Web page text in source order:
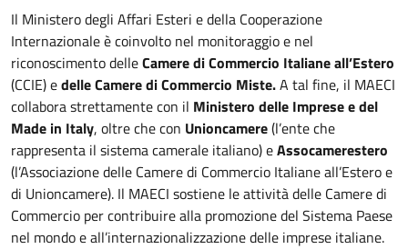
Il Ministero degli Affari Esteri e della Cooperazione
Internazionale è coinvolto nel monitoraggio e nel
riconoscimento delleCamere di Commercio Italiane all’Estero
(CCIE) edelle Camere di Commercio Miste.A tal fine, il MAECI
collabora strettamente con il Ministero delle Imprese e del
Made in Italy, oltre che con Unioncamere(l’ente che
rappresenta il sistema camerale italiano) eAssocamerestero
(l’Associazione delle Camere di Commercio Italiane all’Estero e
di Unioncamere). Il MAECI sostiene le attività delle Camere di
Commercio per contribuire alla promozione del Sistema Paese
nel mondo e all’internazionalizzazione delle imprese italiane.